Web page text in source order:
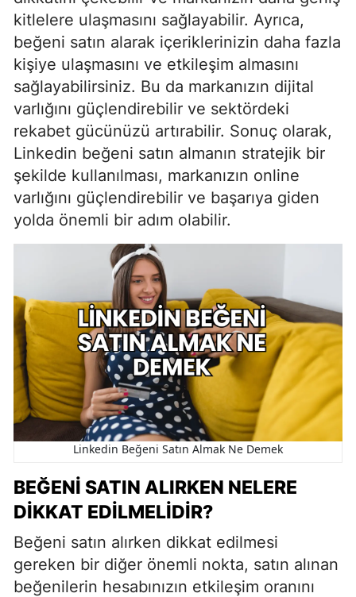
kitlelere ulaşmasını sağlayabilir. Ayrıca,
beğeni satın alarak içeriklerinizin daha fazla
kişiye ulaşmasını ve etkileşim almasını
sağlayabilirsiniz. Bu da markanızın dijital
varlığını güçlendirebilir ve sektördeki
rekabet gücünüzü artırabilir. Sonuç olarak,
Linkedin beğeni satın almanın stratejik bir
şekilde kullanılması, markanızın online
varlığını güçlendirebilir ve başarıya giden
yolda önemli bir adım olabilir.
Linkedin Beğeni Satın Almak Ne Demek
BEĞENI SATIN ALIRKEN NELERE
DIKKAT EDILMELIDIR?
Beğeni satın alırken dikkat edilmesi
gereken bir diğer önemli nokta, satın alınan
beğenilerin hesabınızın etkileşim oranını